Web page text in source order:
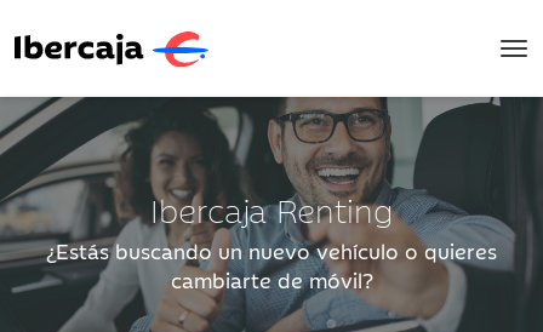
Ibercaja Renting
¿Estás buscando un nuevo vehículo o quieres
cambiarte de móvil?